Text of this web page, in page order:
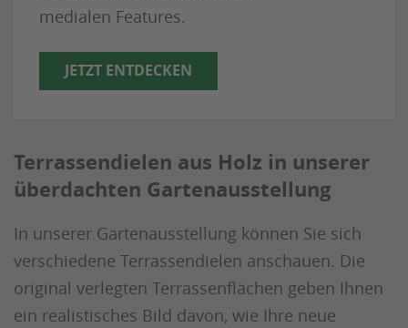
medialen Features.
JETZT ENTDECKEN
Terrassendielen aus Holz in unserer
überdachten Gartenausstellung
In unserer Gartenausstellung können Sie sich
verschiedene Terrassendielen anschauen. Die
original verlegten Terrassenflächen geben Ihnen
ein realistisches Bild davon, wie Ihre neue